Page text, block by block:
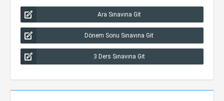
Ara Sınavına Git
Dönem Sonu Sınavına Git
3 Ders Sınavına Git